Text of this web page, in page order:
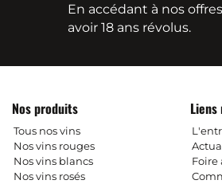
En accédant à nos
avoir 18 ans révolus.
Nos produits
Tous nos vins
Nos vins rouges
Nos vins blancs
Nos vins rosés
Foire